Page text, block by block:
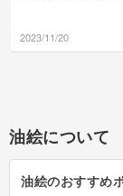
2023/11/20
油絵について
油絵のおすすめ